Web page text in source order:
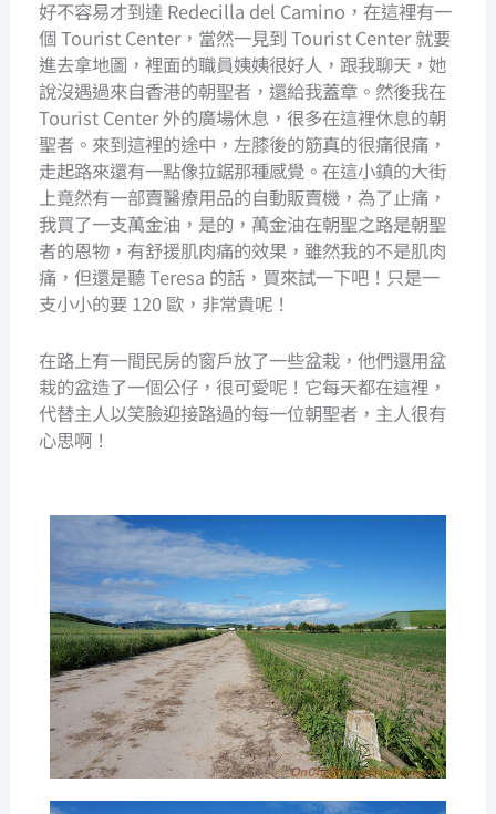
好不容易才到達 Redecilla del Camino，在這裡有一
個 Tourist Center，當然一見到 Tourist Center 就要
進去拿地圖，裡面的職員姨姨很好人，跟我聊天，她
說沒遇過來自香港的朝聖者，還給我蓋章。然後我在
Tourist Center 外的廣場休息，很多在這裡休息的朝
聖者。來到這裡的途中，左膝後的筋真的很痛很痛，
走起路來還有一點像拉鋸那種感覺。在這小鎮的大街
上竟然有一部賣醫療用品的自動販賣機，為了止痛，
我買了一支萬金油，是的，萬金油在朝聖之路是朝聖
者的恩物，有舒援肌肉痛的效果，雖然我的不是肌肉
痛，但還是聽 Teresa 的話，買來試一下吧！只是一
支小小的要 120 歐，非常貴呢！
在路上有一間民房的窗戶放了一些盆栽，他們還用盆
栽的盆造了一個公仔，很可愛呢！它每天都在這裡，
代替主人以笑臉迎接路過的每一位朝聖者，主人很有
心思啊！